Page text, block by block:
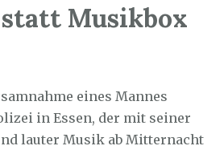
Musikbox
eines Mannes
in Essen, der mit seiner
lauter Musik ab Mitternacht